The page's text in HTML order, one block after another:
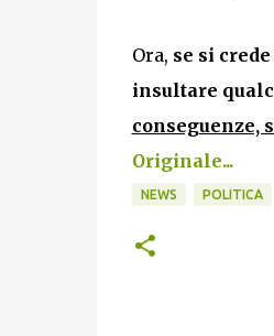
Ora, se si
insultare
conseguenze,
Originale...
NEWS POLITICA